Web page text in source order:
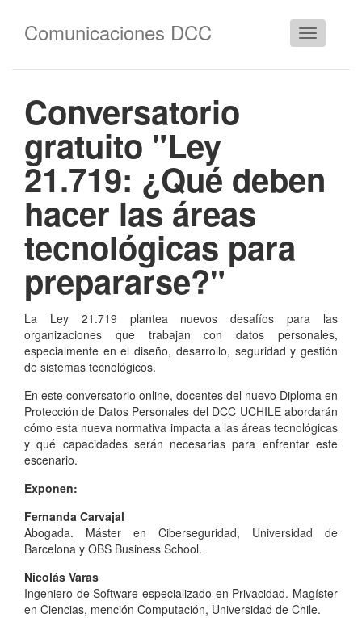
Cambiar
Comunicaciones DCC
Conversatorio
gratuito "Ley
21.719: ¿Qué deben
hacer las áreas
tecnológicas para
prepararse?"
La Ley 21.719 plantea nuevos desafíos para las
organizaciones que trabajan con datos personales,
especialmente en el diseño, desarrollo, seguridad y gestión
de sistemas tecnológicos.
En este conversatorio online, docentes del nuevo Diploma en
Protección de Datos Personales del DCC UCHILE abordarán
cómo esta nueva normativa impacta a las áreas tecnológicas
y qué capacidades serán necesarias para enfrentar este
escenario.
Exponen:
Fernanda Carvajal
Abogada. Máster en Ciberseguridad, Universidad de
Barcelona y OBS Business School.
Nicolás Varas
Ingeniero de Software especializado en Privacidad. Magíster
en Ciencias, mención Computación, Universidad de Chile.